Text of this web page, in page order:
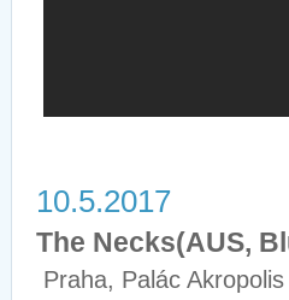
10.5.2017
The Necks(AUS,
Praha, Palác